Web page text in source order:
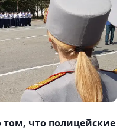
том, что полицейские